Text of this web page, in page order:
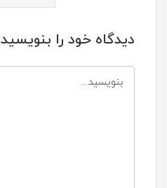
دیدگاه خود را بنویسید